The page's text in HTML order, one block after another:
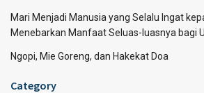
Mari Menjadi Manusia yang Selalu Ingat
Menebarkan Manfaat Seluas-luasnya bagi
Ngopi, Mie Goreng, dan Hakekat Doa
Category